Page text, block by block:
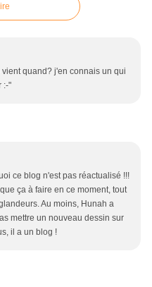
quand? j'en connais un qui
:-"
ce blog n'est pas réactualisé !!!
ça à faire en ce moment, tout
Au moins, Hunah a
mettre un nouveau dessin sur
il a un blog !